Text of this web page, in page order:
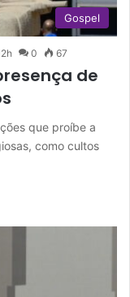
Gospel
0 67
de
que proíbe a
como cultos